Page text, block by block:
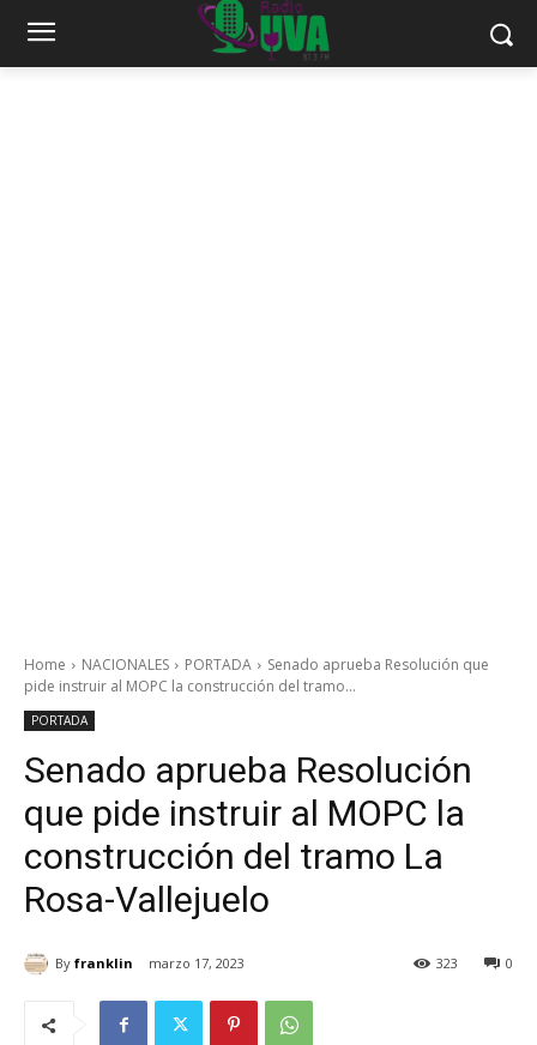
Home NACIONALES PORTADA
Senado aprueba Resolución que
pide instruir al MOPC la construcción del tramo...
PORTADA
Senado aprueba Resolución
que pide instruir al MOPC la
construcción del tramo La
Rosa-Vallejuelo
By franklin marzo 17, 2023 0
323